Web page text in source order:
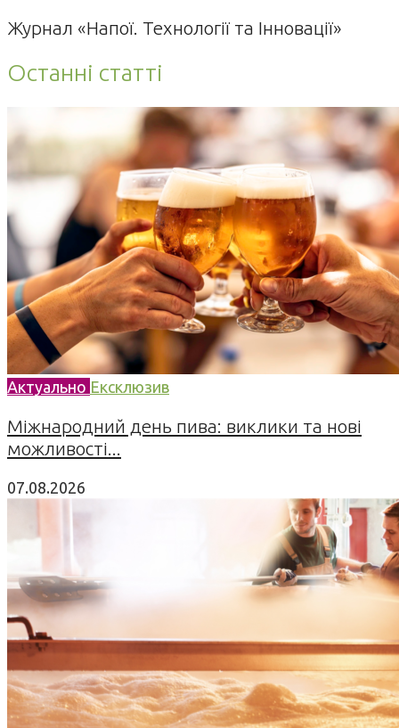
Журнал «Напої. Технології та Інновації»
Останні статті
Актуально Ексклюзив
Міжнародний день пива: виклики та нові
можливості...
07.08.2026